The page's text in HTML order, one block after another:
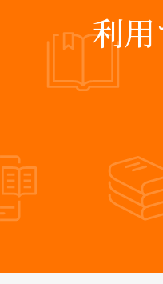
利